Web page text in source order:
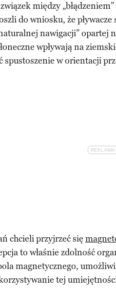
między
do wniosku, że
nawigacji” opartej
wpływają na
spustoszenie w orientacji
chcieli przyjrzeć się
to właśnie zdolność
magnetycznego,
tej